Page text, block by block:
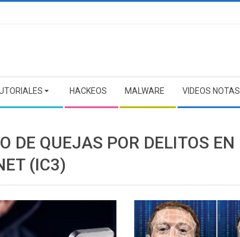
HACKEOS MALWARE VIDEOS NOTAS
DE QUEJAS POR DELITOS EN
(IC3)